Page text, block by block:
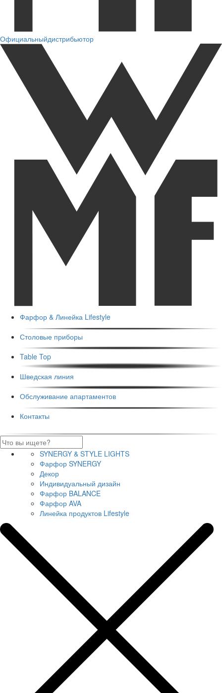
Официальныйдистрибьютор
Фарфор & Линейка Lifestyle
Столовые приборы
Table Top
Шведская линия
Обслуживание апартаментов
Контакты
SYNERGY & STYLE LIGHTS
Фарфор SYNERGY
Декор
Индивидуальный дизайн
Фарфор BALANCE
Фарфор AVA
Линейка продуктов Lifestyle